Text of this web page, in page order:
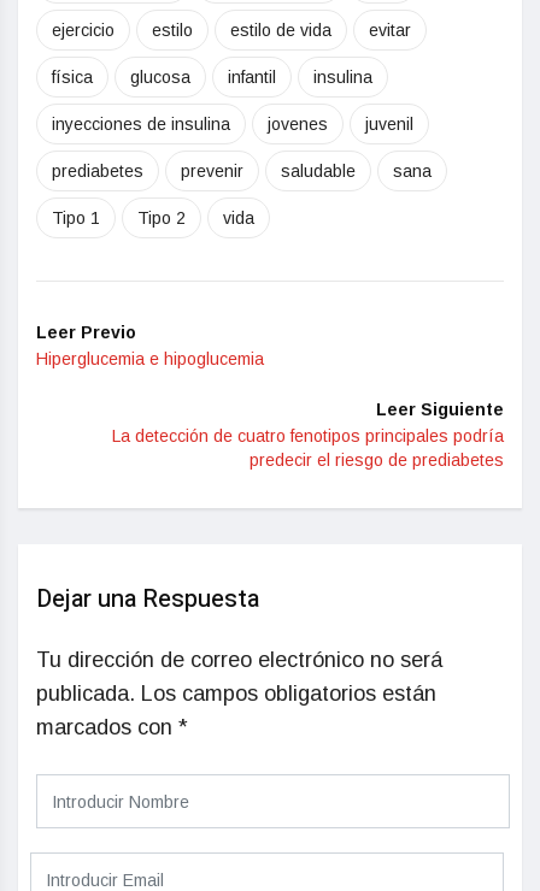
ejercicio estilo estilo de vida evitar
física glucosa infantil insulina
inyecciones de insulina jovenes juvenil
prediabetes prevenir saludable sana
Tipo 1 Tipo 2 vida
Leer Previo
Hiperglucemia e hipoglucemia
Leer Siguiente
La detección de cuatro fenotipos principales podría
predecir el riesgo de prediabetes
Dejar una Respuesta
Tu dirección de correo electrónico no será
publicada. Los campos obligatorios están
marcados con *